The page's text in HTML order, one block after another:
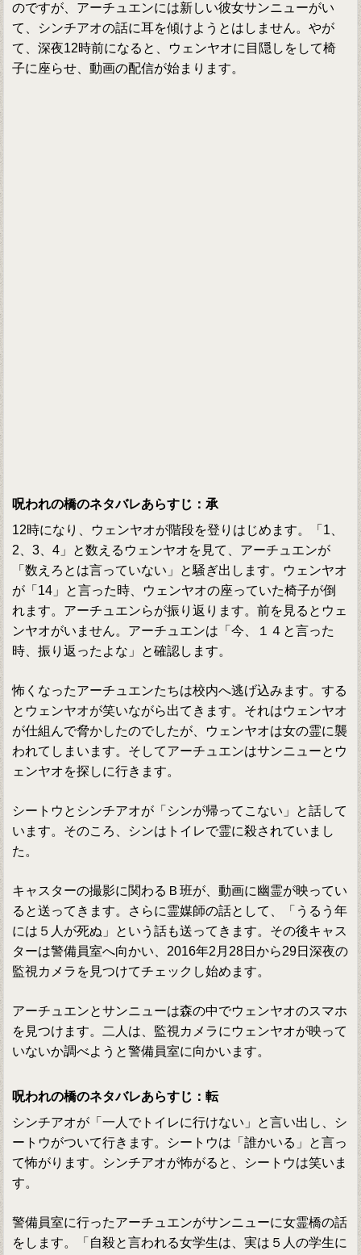
のですが、アーチュエンには新しい彼女サンニューがい
て、シンチアオの話に耳を傾けようとはしません。やが
て、深夜12時前になると、ウェンヤオに目隠しをして椅
子に座らせ、動画の配信が始まります。
呪われの橋のネタバレあらすじ：承
12時になり、ウェンヤオが階段を登りはじめます。「1、
2、3、4」と数えるウェンヤオを見て、アーチュエンが
「数えろとは言っていない」と騒ぎ出します。ウェンヤオ
が「14」と言った時、ウェンヤオの座っていた椅子が倒
れます。アーチュエンらが振り返ります。前を見るとウェ
ンヤオがいません。アーチュエンは「今、１４と言った
時、振り返ったよな」と確認します。
怖くなったアーチュエンたちは校内へ逃げ込みます。する
とウェンヤオが笑いながら出てきます。それはウェンヤオ
が仕組んで脅かしたのでしたが、ウェンヤオは女の霊に襲
われてしまいます。そしてアーチュエンはサンニューとウ
ェンヤオを探しに行きます。
シートウとシンチアオが「シンが帰ってこない」と話して
います。そのころ、シンはトイレで霊に殺されていまし
た。
キャスターの撮影に関わるＢ班が、動画に幽霊が映ってい
ると送ってきます。さらに霊媒師の話として、「うるう年
には５人が死ぬ」という話も送ってきます。その後キャス
ターは警備員室へ向かい、2016年2月28日から29日深夜の
監視カメラを見つけてチェックし始めます。
アーチュエンとサンニューは森の中でウェンヤオのスマホ
を見つけます。二人は、監視カメラにウェンヤオが映って
いないか調べようと警備員室に向かいます。
呪われの橋のネタバレあらすじ：転
シンチアオが「一人でトイレに行けない」と言い出し、シ
ートウがついて行きます。シートウは「誰かいる」と言っ
て怖がります。シンチアオが怖がると、シートウは笑いま
す。
警備員室に行ったアーチュエンがサンニューに女霊橋の話
をします。「自殺と言われる女学生は、実は５人の学生に